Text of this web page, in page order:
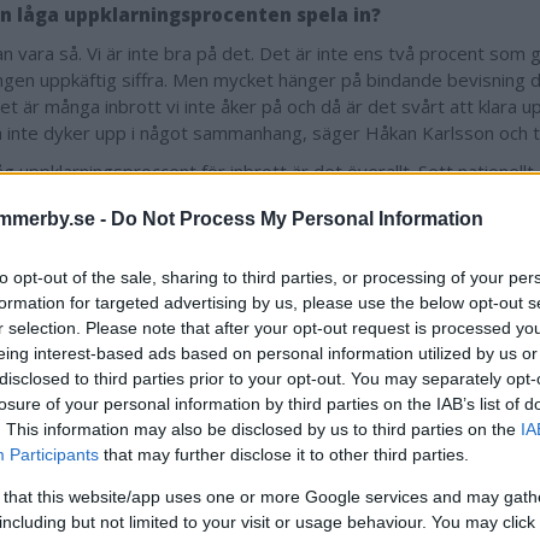
- Do Not Process My Personal Information
opt-out of the sale, sharing to third parties, or processing of your
for targeted advertising by us, please use the below opt-out
selection. Please note that after your opt-out request is processed
interest-based ads based on personal information utilized by us
to third parties prior to your opt-out. You may separately
of your personal information by third parties on the IAB’s list of
This information may also be disclosed by us to third parties on the
Participants that may further disclose it to other third parties.
that this website/app uses one or more Google services and may
but not limited to your visit or usage behaviour. You may
låga uppklarningsprocenten spela in?
vara så. Vi är inte bra på det. Det är inte ens två procent som
uppkäftig siffra. Men mycket hänger på bindande bevisning
är många inbrott vi inte åker på och då är det svårt att klara
inte dyker upp i något sammanhang, säger Håkan Karlsson och
uppklarningsproccent för inbrott är det överallt. Sett
"Bättre på att tala om vad vi gör"
har andelen som utsatts för något brott aldrig tidigare varit så
svarar att de drabbats av något brott det senaste året. Det
sedan 2005, då motsvarande siffra var hela 17,4 procent.
kommuns trygghetsindex ligger på 1,38 på en sexgradig
för Vimmerby sedan mätningarna började. De som är
också allt färre och allt fler upplever att polisen bryr sig, visar